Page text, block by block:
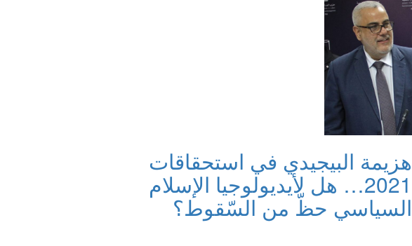
هزيمة البيجيدي في استحقاقات
2021… هل لأيديولوجيا الإسلام
السياسي حظّ من السّقوط؟